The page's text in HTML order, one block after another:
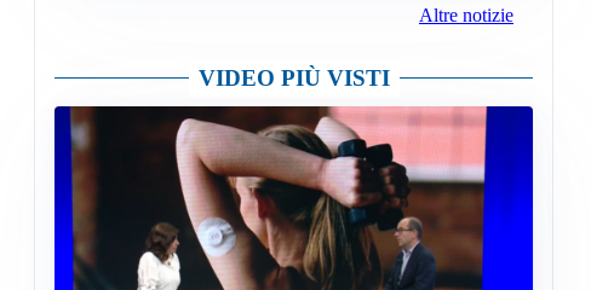
Altre notizie
VIDEO PIÙ VISTI